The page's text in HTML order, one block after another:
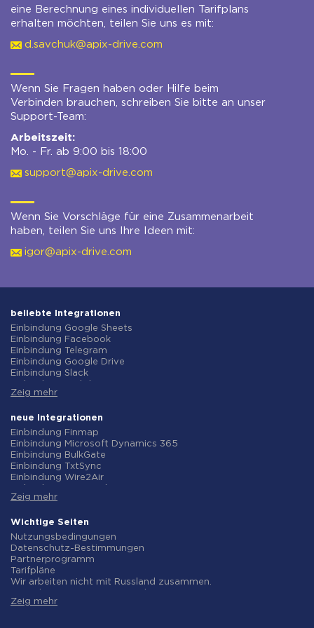
eine Berechnung eines individuellen Tarifplans
erhalten möchten, teilen Sie uns es mit:
d.savchuk@apix-drive.com
Wenn Sie Fragen haben oder Hilfe beim
Verbinden brauchen, schreiben Sie bitte an unser
Support-Team:
Arbeitszeit:
Mo. - Fr. ab 9:00 bis 18:00
support@apix-drive.com
Wenn Sie Vorschläge für eine Zusammenarbeit
haben, teilen Sie uns Ihre Ideen mit:
igor@apix-drive.com
beliebte Integrationen
Einbindung Google Sheets
Einbindung Facebook
Einbindung Telegram
Einbindung Google Drive
Einbindung Slack
Einbindung Gmail
Einbindung ClickUp
Einbindung Airtable
Einbindung Google Contacts
Einbindung OpenAI (ChatGPT)
Einbindung Instagram
Einbindung ActiveCampaign
Einbindung Typeform
Einbindung Salesforce CRM
Einbindung Notion
Einbindung AWeber
Einbindung Asana
Einbindung ZOHO CRM
Einbindung Webhooks
Einbindung GetResponse
Einbindung WooCommerce
Zeig mehr
neue Integrationen
Einbindung Finmap
Einbindung Microsoft Dynamics 365
Einbindung BulkGate
Einbindung TxtSync
Einbindung Wire2Air
Einbindung Infobip
Einbindung AtomPark
Einbindung TXTImpact
Einbindung Campaign Monitor
Einbindung CM.com
Einbindung D7 Networks
Einbindung SMS.to
Einbindung SMSGlobal
Einbindung Textlocal
Zeig mehr
Wichtige Seiten
Nutzungsbedingungen
Datenschutz-Bestimmungen
Partnerprogramm
Tarifpläne
Wir arbeiten nicht mit Russland zusammen.
Rückgaberecht
Zeig mehr